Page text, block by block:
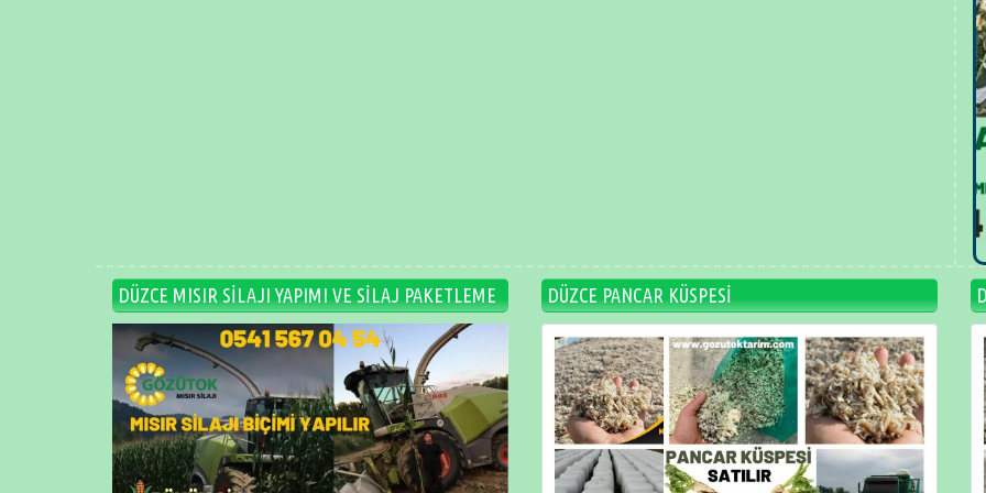
DÜZCE MISIR SİLAJI YAPIMI VE SİLAJ PAKETLEME DÜZCE PANCAR KÜSPESİ